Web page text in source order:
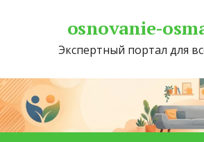
osnovanie-
Экспертный портал для